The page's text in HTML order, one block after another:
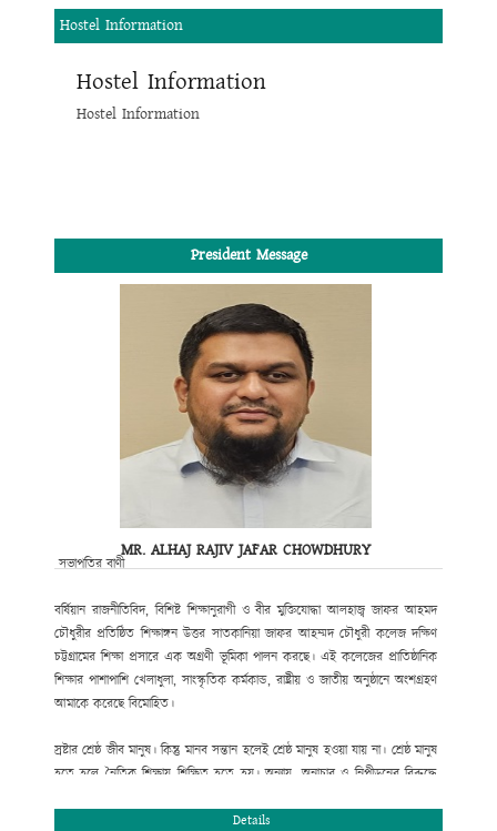
Hostel Information
Hostel Information
Hostel Information
President Message
MR. ALHAJ RAJIV JAFAR CHOWDHURY
সভাপতির বাণী
বর্ষিয়ান রাজনীতিবিদ, বিশিষ্ট শিক্ষানুরাগী ও বীর মুক্তিযোদ্ধা আলহাজ্ব জাফর আহমদ
চৌধুরীর প্রতিষ্ঠিত শিক্ষাঙ্গন উত্তর সাতকানিয়া জাফর আহম্মদ চৌধুরী কলেজ দক্ষিণ
চট্টগ্রামের শিক্ষা প্রসারে এক অগ্রণী ভূমিকা পালন করছে। এই কলেজের প্রাতিষ্ঠানিক
শিক্ষার পাশাপাশি খেলাধুলা, সাংস্কৃতিক কর্মকান্ড, রাষ্ট্রীয় ও জাতীয় অনুষ্ঠানে অংশগ্রহণ
আমাকে করেছে বিমোহিত।
স্রষ্টার শ্রেষ্ঠ জীব মানুষ। কিন্তু মানব সন্তান হলেই শ্রেষ্ঠ মানুষ হওয়া যায় না। শ্রেষ্ঠ মানুষ
হতে হলে নৈতিক শিক্ষায় শিক্ষিত হতে হয়। অন্যায়, অনাচার ও নিপীড়নের বিরুদ্ধে
শিক্ষার্থী হিসেবে তোমার দায়িত্ব হচ্ছে পাঠ্যসূচিভুক্ত পাঠ্যক্রম শিক্ষার সাথে সাথে পরিপূর্ণ
Details